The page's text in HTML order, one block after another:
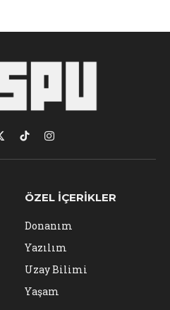
TikTokInstagram
ÖZEL İÇERIKLER
Donanım
Yazılım
Uzay Bilimi
Yaşam